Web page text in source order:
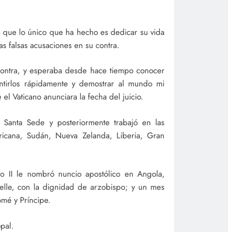
lo único que ha hecho es dedicar su vida
falsas acusaciones en su contra.
y esperaba desde hace tiempo conocer
rápidamente y demostrar al mundo mi
Vaticano anunciara la fecha del juicio.
Sede y posteriormente trabajó en las
Sudán, Nueva Zelanda, Liberia, Gran
II le nombró nuncio apostólico en Angola,
con la dignidad de arzobispo; y un mes
y Príncipe.